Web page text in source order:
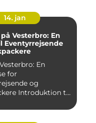
14. jan
Vesterbro: En
Eventyrrejsende
En
for
og
til